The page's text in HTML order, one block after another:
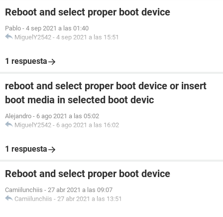
Reboot and select proper boot device
Pablo - 4 sep 2021 a las 01:40
MiguelY2542 - 4 sep 2021 a las 15:51
1 respuesta
reboot and select proper boot device or insert
boot media in selected boot devic
Alejandro - 6 ago 2021 a las 05:02
MiguelY2542 - 6 ago 2021 a las 16:02
1 respuesta
Reboot and select proper boot device
Camiilunchiis - 27 abr 2021 a las 09:07
Camiilunchiis - 27 abr 2021 a las 13:51